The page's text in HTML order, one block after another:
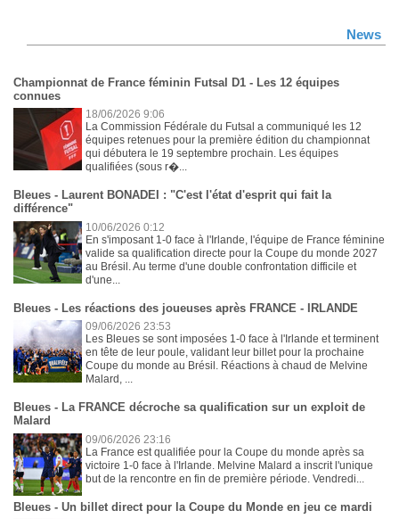
News
Championnat de France féminin Futsal D1 - Les 12 équipes
connues
18/06/2026 9:06
La Commission Fédérale du Futsal a communiqué les 12
équipes retenues pour la première édition du championnat
qui débutera le 19 septembre prochain. Les équipes
qualifiées (sous r�...
Bleues - Laurent BONADEI : "C'est l'état d'esprit qui fait la
différence"
10/06/2026 0:12
En s'imposant 1-0 face à l'Irlande, l'équipe de France féminine
valide sa qualification directe pour la Coupe du monde 2027
au Brésil. Au terme d'une double confrontation difficile et
d'une...
Bleues - Les réactions des joueuses après FRANCE - IRLANDE
09/06/2026 23:53
Les Bleues se sont imposées 1-0 face à l'Irlande et terminent
en tête de leur poule, validant leur billet pour la prochaine
Coupe du monde au Brésil. Réactions à chaud de Melvine
Malard, ...
Bleues - La FRANCE décroche sa qualification sur un exploit de
Malard
09/06/2026 23:16
La France est qualifiée pour la Coupe du monde après sa
victoire 1-0 face à l'Irlande. Melvine Malard a inscrit l'unique
but de la rencontre en fin de première période. Vendredi...
Bleues - Un billet direct pour la Coupe du Monde en jeu ce mardi